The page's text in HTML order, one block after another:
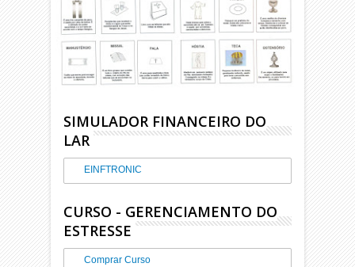
SIMULADOR FINANCEIRO DO
LAR
EINFTRONIC
CURSO - GERENCIAMENTO DO
ESTRESSE
Comprar Curso